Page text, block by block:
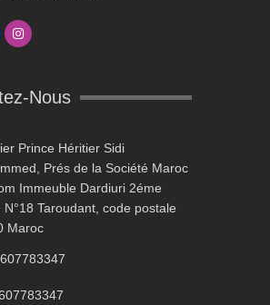
Nous
Prince Héritier Sidi
Prés de la Société Maroc
Immeuble Dardiuri 2éme
N°18 Taroudant, code postale
Maroc